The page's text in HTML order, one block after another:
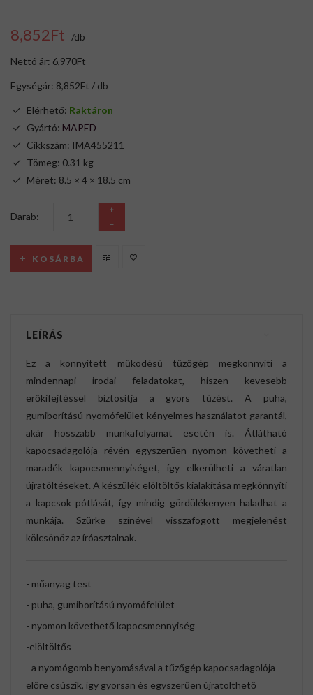
8,852Ft /db
Nettó ár: 6,970Ft
Egységár: 8,852Ft / db
Elérhető: Raktáron
Gyártó: MAPED
Cikkszám: IMA455211
Tömeg: 0.31 kg
Méret: 8.5 × 4 × 18.5 cm
Darab:
KOSÁRBA
LEÍRÁS
Ez a könnyített működésű tűzőgép megkönnyíti a
mindennapi irodai feladatokat, hiszen kevesebb
erőkifejtéssel biztosítja a gyors tűzést. A puha,
gumiborítású nyomófelület kényelmes használatot garantál,
akár hosszabb munkafolyamat esetén is. Átlátható
kapocsadagolója révén egyszerűen nyomon követheti a
maradék kapocsmennyiséget, így elkerülheti a váratlan
újratöltéseket. A készülék elöltöltős kialakítása megkönnyíti
a kapcsok pótlását, így mindig gördülékenyen haladhat a
munkája. Szürke színével visszafogott megjelenést
kölcsönöz az íróasztalnak.
- műanyag test
- puha, gumiborítású nyomófelület
- nyomon követhető kapocsmennyiség
-elöltöltős
- a nyomógomb benyomásával a tűzőgép kapocsadagolója
előre csúszik, így gyorsan és egyszerűen újratölthető